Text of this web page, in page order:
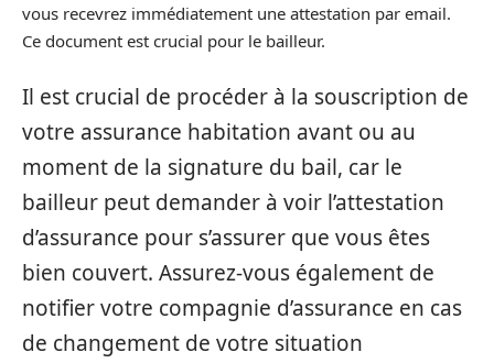
vous recevrez immédiatement une attestation par email.
Ce document est crucial pour le bailleur.
Il est crucial de procéder à la souscription de
votre assurance habitation avant ou au
moment de la signature du bail, car le
bailleur peut demander à voir l’attestation
d’assurance pour s’assurer que vous êtes
bien couvert. Assurez-vous également de
notifier votre compagnie d’assurance en cas
de changement de votre situation